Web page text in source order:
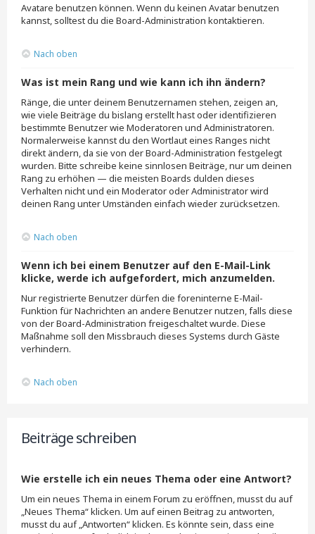
Avatare benutzen können. Wenn du keinen Avatar benutzen
kannst, solltest du die Board-Administration kontaktieren.
Nach oben
Was ist mein Rang und wie kann ich ihn ändern?
Ränge, die unter deinem Benutzernamen stehen, zeigen an,
wie viele Beiträge du bislang erstellt hast oder identifizieren
bestimmte Benutzer wie Moderatoren und Administratoren.
Normalerweise kannst du den Wortlaut eines Ranges nicht
direkt ändern, da sie von der Board-Administration festgelegt
wurden. Bitte schreibe keine sinnlosen Beiträge, nur um deinen
Rang zu erhöhen — die meisten Boards dulden dieses
Verhalten nicht und ein Moderator oder Administrator wird
deinen Rang unter Umständen einfach wieder zurücksetzen.
Nach oben
Wenn ich bei einem Benutzer auf den E-Mail-Link
klicke, werde ich aufgefordert, mich anzumelden.
Nur registrierte Benutzer dürfen die foreninterne E-Mail-
Funktion für Nachrichten an andere Benutzer nutzen, falls diese
von der Board-Administration freigeschaltet wurde. Diese
Maßnahme soll den Missbrauch dieses Systems durch Gäste
verhindern.
Nach oben
Beiträge schreiben
Wie erstelle ich ein neues Thema oder eine Antwort?
Um ein neues Thema in einem Forum zu eröffnen, musst du auf
„Neues Thema“ klicken. Um auf einen Beitrag zu antworten,
musst du auf „Antworten“ klicken. Es könnte sein, dass eine